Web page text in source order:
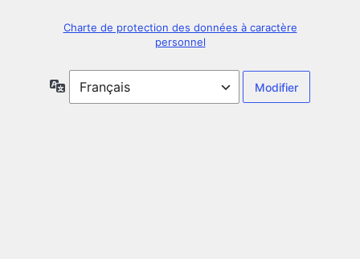
Charte de protection des données à caractère
personnel
Langue